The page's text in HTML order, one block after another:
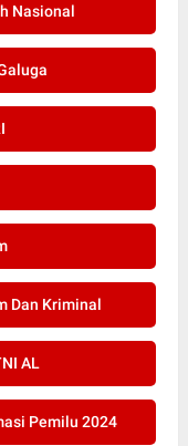
Nasional
Dan Kriminal
AL
Pemilu 2024